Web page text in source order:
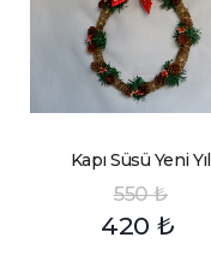
Kapı Süsü Yeni Yıl
550₺
420₺